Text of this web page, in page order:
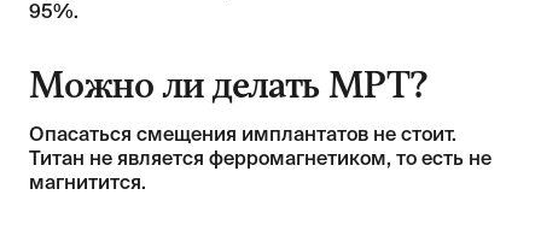
95%.
Можно ли делать МРТ?
Опасаться смещения имплантатов не стоит.
Титан не является ферромагнетиком, то есть не
магнитится.